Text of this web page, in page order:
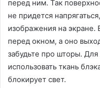
перед ним. Так
не придется
изображения на
перед окном, а оно
забудьте про шторы.
использовать ткань
блокирует свет.